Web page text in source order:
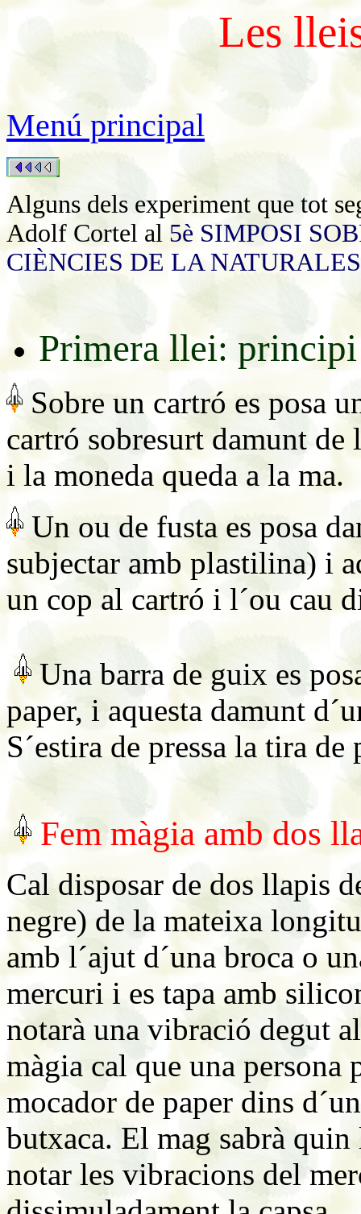
Les
Menú principal
Alguns dels experiment que tot
Adolf Cortel al 5è SIMPOSI
CIÈNCIES DE LA
Primera llei: principi
Sobre un cartró es posa
cartró sobresurt damunt
i la moneda queda a la ma.
Un ou de fusta es posa
subjectar amb plastilina) i
un cop al cartró i l´ou cau
Una barra de guix es
paper, i aquesta damunt
S´estira de pressa la tira
Fem màgia amb dos
Cal disposar de dos llapis
negre) de la mateixa
amb l´ajut d´una broca o
mercuri i es tapa amb
notarà una vibració degut
màgia cal que una
mocador de paper dins
butxaca. El mag sabrà
notar les vibracions del